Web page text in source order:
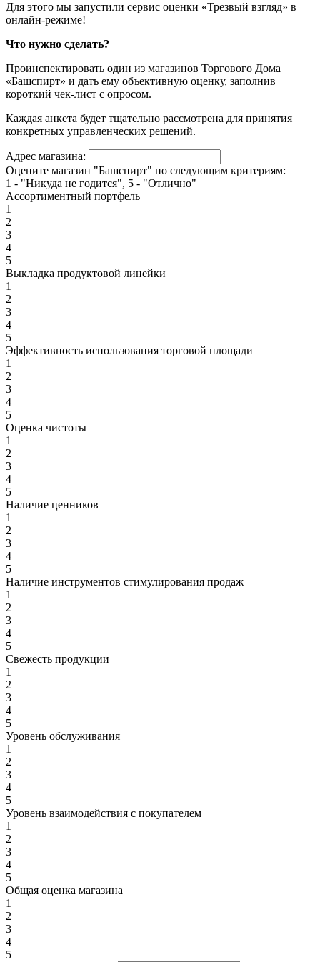
Для этого мы запустили сервис оценки «Трезвый взгляд» в
онлайн-режиме!
Что нужно сделать?
Проинспектировать один из магазинов Торгового Дома
«Башспирт» и дать ему объективную оценку, заполнив
короткий чек-лист с опросом.
Каждая анкета будет тщательно рассмотрена для принятия
конкретных управленческих решений.
Адрес магазина:
Оцените магазин "Башспирт" по следующим критериям:
1 - "Никуда не годится", 5 - "Отлично"
Ассортиментный портфель
1
2
3
4
5
Выкладка продуктовой линейки
1
2
3
4
5
Эффективность использования торговой площади
1
2
3
4
5
Оценка чистоты
1
2
3
4
5
Наличие ценников
1
2
3
4
5
Наличие инструментов стимулирования продаж
1
2
3
4
5
Свежесть продукции
1
2
3
4
5
Уровень обслуживания
1
2
3
4
5
Уровень взаимодействия с покупателем
1
2
3
4
5
Общая оценка магазина
1
2
3
4
5